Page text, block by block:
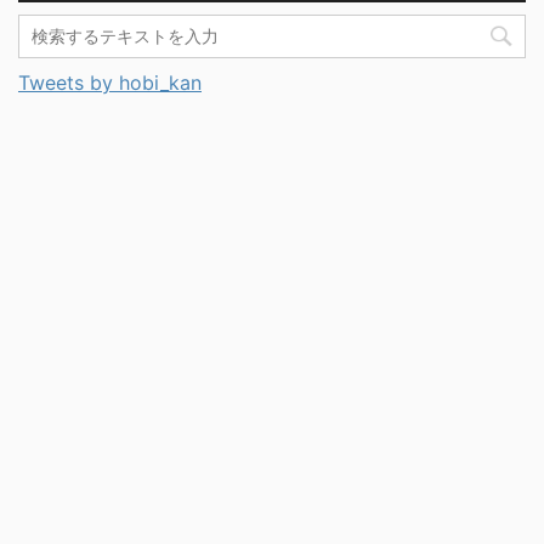
Tweets by hobi_kan